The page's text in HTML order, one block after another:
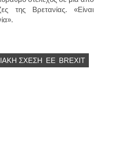
της Βρετανίας. «Είναι
ΣΧΈΣΗ ΕΕ BREXIT